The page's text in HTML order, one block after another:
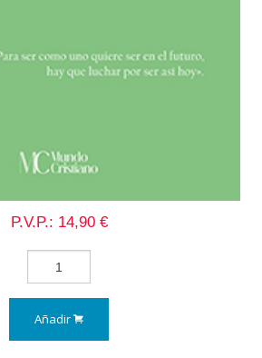
P.V.P.: 14,90 €
Añadir